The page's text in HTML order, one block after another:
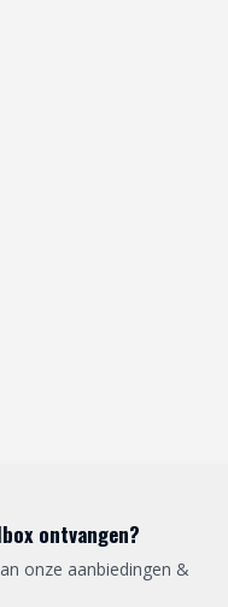
ontvangen?
onze aanbiedingen &